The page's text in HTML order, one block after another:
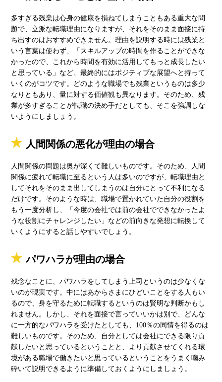
多すぎる残業は心身の健康を損ねてしまうこともある重大な問
題で、立派な転職理由になりますが、それをそのまま面接に持
ち出すのはおすすめできません。理由を説明する時には残業と
いう言葉は使わず、「スキルアップの時間を作ることができな
かったので、これから時間を有効に活用してもっと成長したい
と思っている」など、最終的にはポジティブな展望へと持って
いくのがコツです。どのような職場でも残業というものは多少
なりともあり、量に対する価値観も異なります。そのため、残
業が多すぎることが転職の決め手だとしても、そこを強調しな
いようにしましょう。
人間関係の悪化が理由の場合
人間関係の問題は奥が深くて難しいものです。そのため、人間
関係に疲れて転職に至るという人は多いのですが、転職理由と
してそれをそのまま出してしまうのは自分にとって不利になる
だけです。そのような時は、職場で置かれていた自分の役割を
もう一度分析し、「今度の会社では前の会社でできなかったよ
うな役割にチャレンジしたい」などの前向きな発想に転換して
いくようにすると話しやすいでしょう。
パワハラが理由の場合
残念なことに、パワハラをしてしまう上司というのは少なくな
いのが現実です。中にはあからさまにひどいことをする人もい
るので、身を守るために転職するというのは賢明な判断かもし
れません。しかし、それを面接で言っていいかは別で、どんな
に一方的なパワハラを受けたとしても、100％の同情を得るのは
難しいものです。そのため、自分としては会社にできる限り貢
献したいと思っているということと、より貢献させてくれる環
境がある職場で働きたいと思っているということをうまく噛み
砕いて説明できるように準備しておくようにしましょう。